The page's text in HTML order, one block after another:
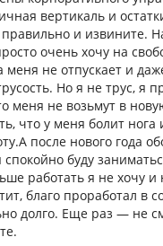
вертикаль и
и извините.
очень хочу на
меня не отпускает и
Но я не трус, я
меня не возьмут в
что у меня болит нога
после нового года
спокойно буду
работать я не хочу и
благо проработал в
долго. Еще раз — не